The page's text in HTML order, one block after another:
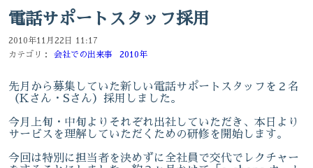
電話サポートスタッフ採用
2010年11月22日 11:17
カテゴリ：
会社での出来事 2010年
先月から募集していた新しい電話サポートスタッフを２名
（Kさん・Sさん）採用しました。
今月上旬・中旬よりそれぞれ出社していただき、本日より
サービスを理解していただくための研修を開始します。
今回は特別に担当者を決めずに全社員で交代でレクチャー